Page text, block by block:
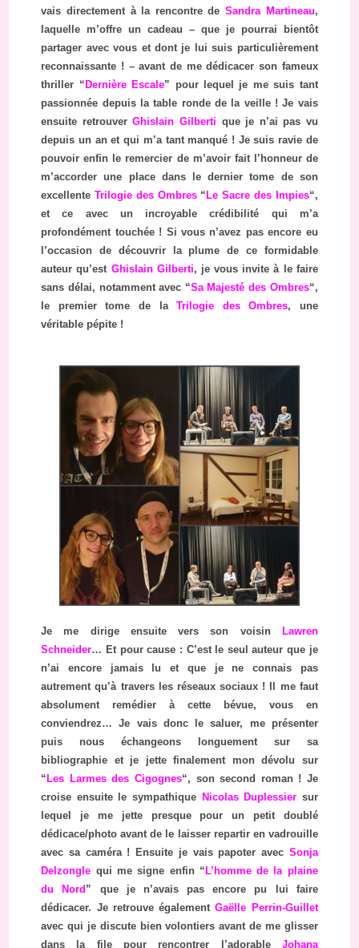
vais directement à la rencontre deSandra Martineau,
laquelle m’offre un cadeau – que je pourrai bientôt
partager avec vous et dont je lui suis particulièrement
reconnaissante ! – avant de me dédicacer son fameux
thriller “ Dernière Escale” pour lequel je me suis tant
passionnée depuis la table ronde de la veille ! Je vais
ensuite retrouverGhislain Gilberti que je n’ai pas vu
depuis un an et qui m’a tant manqué ! Je suis ravie de
pouvoir enfin le remercier de m’avoir fait l’honneur de
m’accorder une place dans le dernier tome de son
excellenteTrilogie des Ombres“ Le Sacre des Impies“,
et ce avec un incroyable crédibilité qui m’a
profondément touchée ! Si vous n’avez pas encore eu
l’occasion de découvrir la plume de ce formidable
auteur qu’est Ghislain Gilberti, je vous invite à le faire
sans délai, notamment avec “Sa Majesté des Ombres“,
le premier tome de laTrilogie des Ombres, une
véritable pépite !
Je me dirige ensuite vers son voisin
Lawren
Schneider… Et pour cause : C’est le seul auteur que je
n’ai encore jamais lu et que je ne connais pas
autrement qu’à travers les réseaux sociaux ! Il me faut
absolument remédier à cette bévue, vous en
conviendrez… Je vais donc le saluer, me présenter
puis nous échangeons longuement sur sa
bibliographie et je jette finalement mon dévolu sur
“ Les Larmes des Cigognes“, son second roman ! Je
croise ensuite le sympathique Nicolas Duplessier sur
lequel je me jette presque pour un petit doublé
dédicace/photo avant de le laisser repartir en vadrouille
avec sa caméra ! Ensuite je vais papoter avec Sonja
Delzongle qui me signe enfin “ L’homme de la plaine
du Nord ” que je n’avais pas encore pu lui faire
dédicacer. Je retrouve égalementGaëlle Perrin-Guillet
avec qui je discute bien volontiers avant de me glisser
dans la file pour rencontrer l’adorable Johana